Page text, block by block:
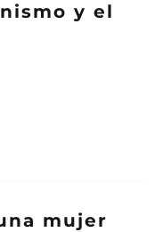
y el
mujer